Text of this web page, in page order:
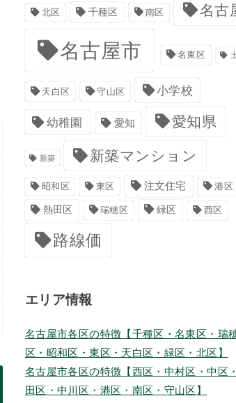
北区 千種区 南区 名古
名古屋市 名東区
天白区 守山区 小学校
幼稚園 愛知 愛知県
新築 新築マンション
昭和区 東区 注文住宅 港区
熱田区 瑞穂区 緑区 西区
路線価
エリア情報
名古屋市各区の特徴【千種区・名東区・瑞
区・昭和区・東区・天白区・緑区・北区】
名古屋市各区の特徴【西区・中村区・中区
田区・中川区・港区・南区・守山区】